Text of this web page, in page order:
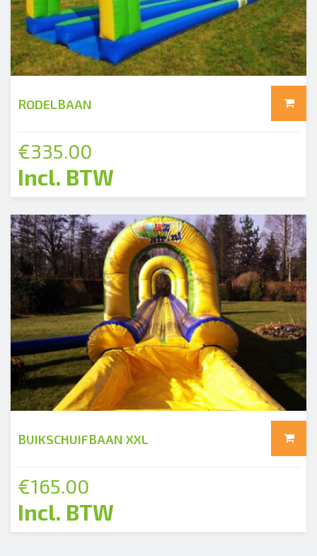
RODELBAAN add
€335.00
Incl. BTW
BUIKSCHUIFBAAN XXL add
€165.00
Incl. BTW